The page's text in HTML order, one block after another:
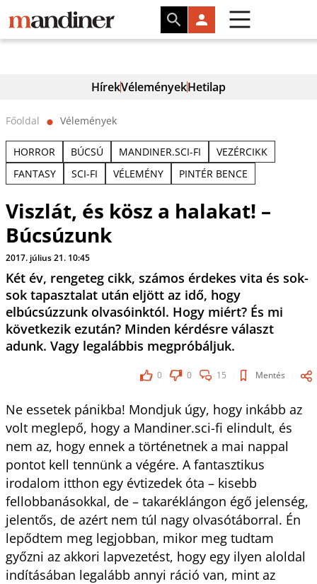
HírekVéleményekHetilap
Főoldal ⬤ Vélemények
HORROR BÚCSÚ MANDINER.SCI-FI
VEZÉRCIKK
FANTASY
SCI-FI VÉLEMÉNY PINTÉR BENCE
Viszlát, és kösz a halakat! –
Búcsúzunk
2017. július 21. 10:45
Két év, rengeteg cikk, számos érdekes vita és sok-
sok tapasztalat után eljött az idő, hogy
elbúcsúzzunk olvasóinktól. Hogy miért? És mi
következik ezután? Minden kérdésre választ
adunk. Vagy legalábbis megpróbáljuk.
0 0 15 Mentés
Ne essetek pánikba! Mondjuk úgy, hogy inkább az
volt meglepő, hogy a Mandiner.sci-fi elindult, és
nem az, hogy ennek a történetnek a mai nappal
pontot kell tennünk a végére. A fantasztikus
irodalom itthon egy évtizedek óta – kisebb
fellobbanásokkal, de – takaréklángon égő jelenség,
jelentős, de azért nem túl nagy olvasótáborral. Én
lepődtem meg legjobban, mikor meg tudtam
győzni az akkori lapvezetést, hogy egy ilyen aloldal
indításában legalább annyi ráció van, mint az